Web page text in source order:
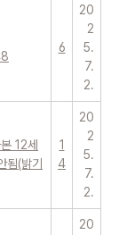
6
20
2
5.
7.
2.
12세
(밝기
1
4
20
2
5.
7.
2.
20